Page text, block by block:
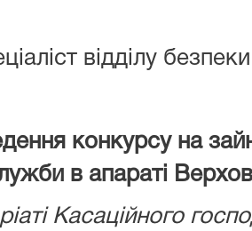
відділу
конкурсу на
в апараті
Касаційного